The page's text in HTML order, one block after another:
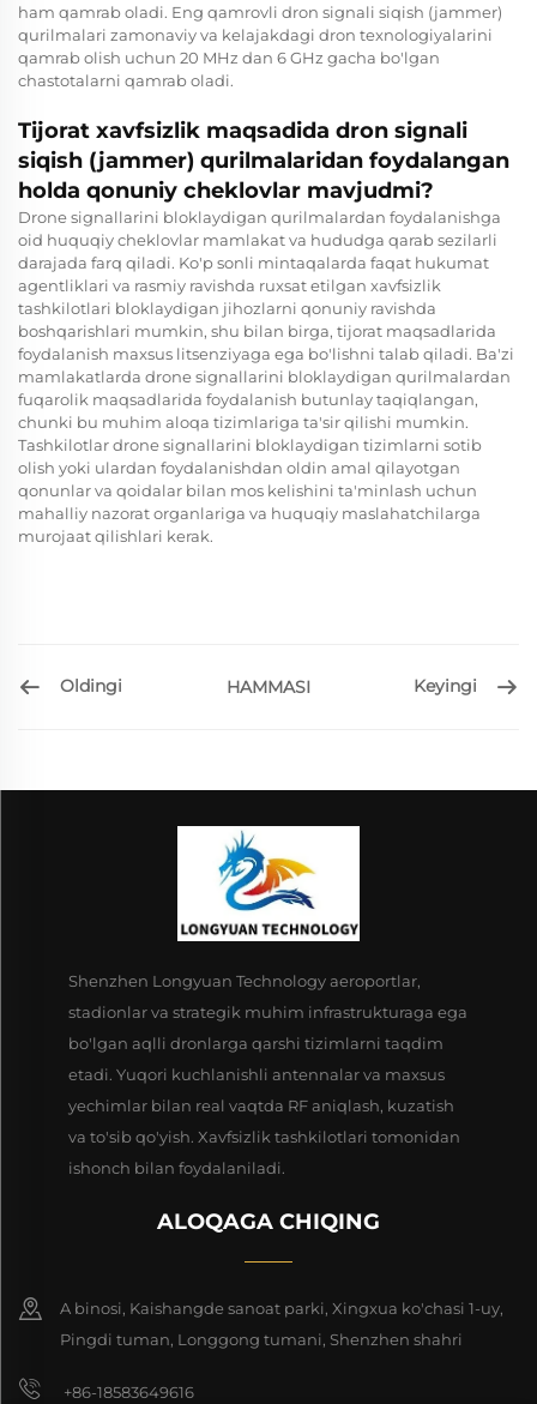
ham qamrab oladi. Eng qamrovli dron signali siqish (jammer)
qurilmalari zamonaviy va kelajakdagi dron texnologiyalarini
qamrab olish uchun 20 MHz dan 6 GHz gacha bo'lgan
chastotalarni qamrab oladi.
Tijorat xavfsizlik maqsadida dron signali
siqish (jammer) qurilmalaridan foydalangan
holda qonuniy cheklovlar mavjudmi?
Drone signallarini bloklaydigan qurilmalardan foydalanishga
oid huquqiy cheklovlar mamlakat va hududga qarab sezilarli
darajada farq qiladi. Ko'p sonli mintaqalarda faqat hukumat
agentliklari va rasmiy ravishda ruxsat etilgan xavfsizlik
tashkilotlari bloklaydigan jihozlarni qonuniy ravishda
boshqarishlari mumkin, shu bilan birga, tijorat maqsadlarida
foydalanish maxsus litsenziyaga ega bo'lishni talab qiladi. Ba'zi
mamlakatlarda drone signallarini bloklaydigan qurilmalardan
fuqarolik maqsadlarida foydalanish butunlay taqiqlangan,
chunki bu muhim aloqa tizimlariga ta'sir qilishi mumkin.
Tashkilotlar drone signallarini bloklaydigan tizimlarni sotib
olish yoki ulardan foydalanishdan oldin amal qilayotgan
qonunlar va qoidalar bilan mos kelishini ta'minlash uchun
mahalliy nazorat organlariga va huquqiy maslahatchilarga
murojaat qilishlari kerak.
Oldingi HAMMASI Keyingi
Shenzhen Longyuan Technology aeroportlar,
stadionlar va strategik muhim infrastrukturaga ega
bo'lgan aqlli dronlarga qarshi tizimlarni taqdim
etadi. Yuqori kuchlanishli antennalar va maxsus
yechimlar bilan real vaqtda RF aniqlash, kuzatish
va to'sib qo'yish. Xavfsizlik tashkilotlari tomonidan
ishonch bilan foydalaniladi.
ALOQAGA CHIQING
A binosi, Kaishangde sanoat parki, Xingxua ko'chasi 1-uy,
Pingdi tuman, Longgong tumani, Shenzhen shahri
+86-18583649616